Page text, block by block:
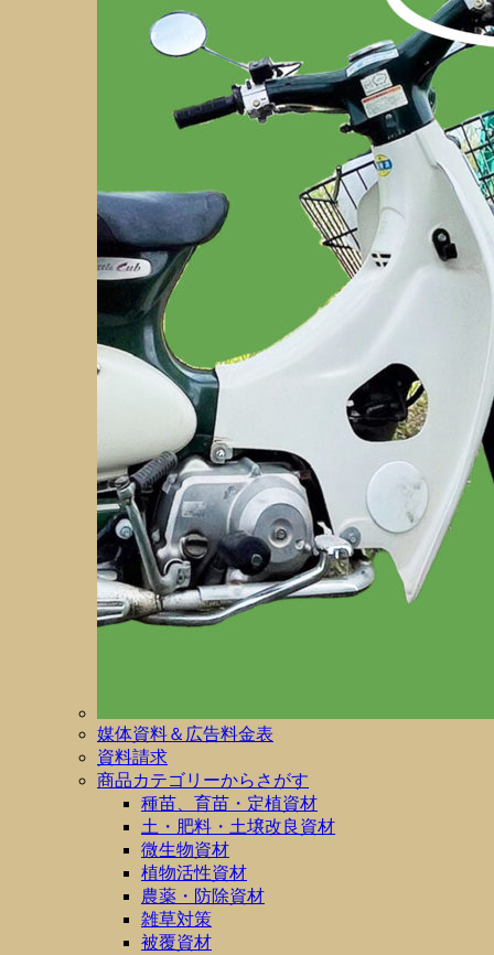
媒体資料＆広告料金表
資料請求
商品カテゴリーからさがす
種苗、育苗・定植資材
土・肥料・土壌改良資材
微生物資材
植物活性資材
農薬・防除資材
雑草対策
被覆資材